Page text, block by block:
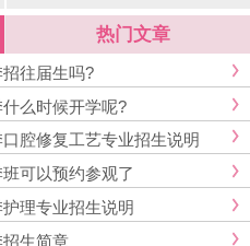
热门文章
往届生吗?
么时候开学呢?
腔修复工艺专业招生说明
可以预约参观了
理专业招生说明
生简章